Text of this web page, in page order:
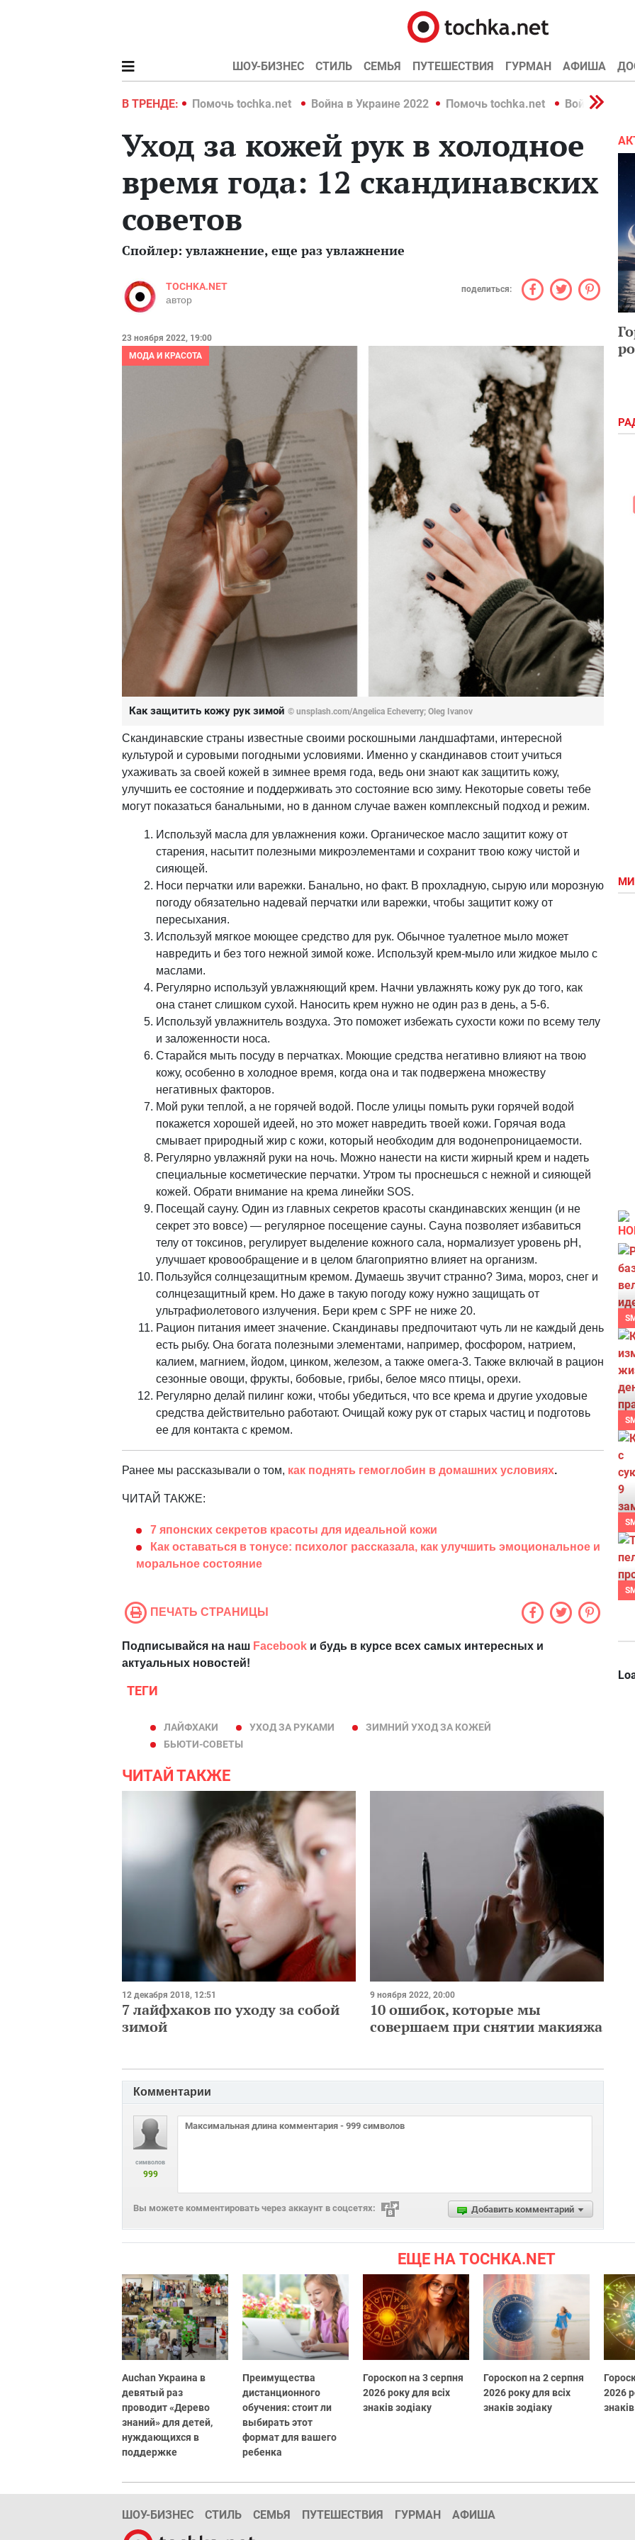
ШОУ-БИЗНЕС СТИЛЬ СЕМЬЯ ПУТЕШЕСТВИЯ ГУРМАН АФИША
В ТРЕНДЕ:
Война в Украине 2022 Помочь tochka.net Война в Украине 2022 Помочь tochka.net Война в
Уход за кожей рук в холодное
время года: 12 скандинавских
советов
Спойлер: увлажнение, еще раз увлажнение
TOCHKA.NET
автор
поделиться:
23 ноября 2022, 19:00
МОДА И КРАСОТА
Как защитить кожу рук зимой © unsplash.com/Angelica Echeverry; Oleg Ivanov
Скандинавские страны известные своими роскошными ландшафтами, интересной
культурой и суровыми погодными условиями. Именно у скандинавов стоит учиться
ухаживать за своей кожей в зимнее время года, ведь они знают как защитить кожу,
улучшить ее состояние и поддерживать это состояние всю зиму. Некоторые советы тебе
могут показаться банальными, но в данном случае важен комплексный подход и режим.
Используй масла для увлажнения кожи. Органическое масло защитит кожу от
старения, насытит полезными микроэлементами и сохранит твою кожу чистой и
сияющей.
Носи перчатки или варежки. Банально, но факт. В прохладную, сырую или морозную
погоду обязательно надевай перчатки или варежки, чтобы защитит кожу от
пересыхания.
Используй мягкое моющее средство для рук. Обычное туалетное мыло может
навредить и без того нежной зимой коже. Используй крем-мыло или жидкое мыло с
маслами.
Регулярно используй увлажняющий крем. Начни увлажнять кожу рук до того, как
она станет слишком сухой. Наносить крем нужно не один раз в день, а 5-6.
Используй увлажнитель воздуха. Это поможет избежать сухости кожи по всему телу
и заложенности носа.
Старайся мыть посуду в перчатках. Моющие средства негативно влияют на твою
кожу, особенно в холодное время, когда она и так подвержена множеству
негативных факторов.
Мой руки теплой, а не горячей водой. После улицы помыть руки горячей водой
покажется хорошей идеей, но это может навредить твоей кожи. Горячая вода
смывает природный жир с кожи, который необходим для водонепроницаемости.
Регулярно увлажняй руки на ночь. Можно нанести на кисти жирный крем и надеть
специальные косметические перчатки. Утром ты проснешься с нежной и сияющей
кожей. Обрати внимание на крема линейки SOS.
Посещай сауну. Один из главных секретов красоты скандинавских женщин (и не
секрет это вовсе) — регулярное посещение сауны. Сауна позволяет избавиться
телу от токсинов, регулирует выделение кожного сала, нормализует уровень pH,
улучшает кровообращение и в целом благоприятно влияет на организм.
Пользуйся солнцезащитным кремом. Думаешь звучит странно? Зима, мороз, снег и
солнцезащитный крем. Но даже в такую погоду кожу нужно защищать от
ультрафиолетового излучения. Бери крем с SPF не ниже 20.
Рацион питания имеет значение. Скандинавы предпочитают чуть ли не каждый день
есть рыбу. Она богата полезными элементами, например, фосфором, натрием,
калием, магнием, йодом, цинком, железом, а также омега-3. Также включай в рацион
сезонные овощи, фрукты, бобовые, грибы, белое мясо птицы, орехи.
Регулярно делай пилинг кожи, чтобы убедиться, что все крема и другие уходовые
средства действительно работают. Очищай кожу рук от старых частиц и подготовь
ее для контакта с кремом.
Ранее мы рассказывали о том, как поднять гемоглобин в домашних условиях.
ЧИТАЙ ТАКЖЕ:
7 японских секретов красоты для идеальной кожи
Как оставаться в тонусе: психолог рассказала, как улучшить эмоциональное и
моральное состояние
ПЕЧАТЬ СТРАНИЦЫ
Подписывайся на наш Facebook и будь в курсе всех самых интересных и
актуальных новостей!
ТЕГИ
ЛАЙФХАКИ УХОД ЗА РУКАМИ
ЗИМНИЙ УХОД ЗА КОЖЕЙ
БЬЮТИ-СОВЕТЫ
ЧИТАЙ ТАКЖЕ
12 декабря 2018, 12:51
7 лайфхаков по уходу за собой
зимой
9 ноября 2022, 20:00
10 ошибок, которые мы
совершаем при снятии макияжа
Комментарии
символов
999
Добавить комментарий
Вы можете комментировать через аккаунт в соцсетях:
ЕЩЕ НА TOCHKA.NET
Auchan Украина в
девятый раз
проводит «Дерево
знаний» для детей,
нуждающихся в
поддержке
Преимущества
дистанционного
обучения: стоит ли
выбирать этот
формат для вашего
ребенка
Гороскоп на 3 серпня
2026 року для всіх
знаків зодіаку
Гороскоп на 2 серпня
2026 року для всіх
знаків зодіаку
2026
ШОУ-БИЗНЕС СТИЛЬ СЕМЬЯ ПУТЕШЕСТВИЯ ГУРМАН АФИША